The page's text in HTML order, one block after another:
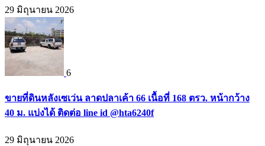
29 มิถุนายน 2026
6
ขายที่ดินหลังเซเว่น ลาดปลาเค้า 66 เนื้อที่ 168 ตรว. หน้ากว้าง
40 ม. แบ่งได้ ติดต่อ line id @hta6240f
29 มิถุนายน 2026